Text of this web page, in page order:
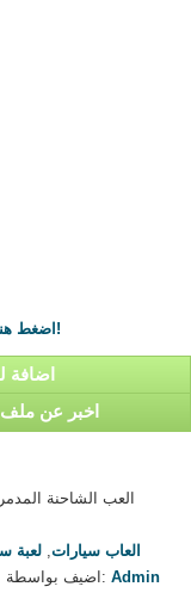
اضغط هنا للعب!
اضافة
اخبر عن ملف
العب الشاحنة
العاب سيارات, لعبة
اضيف بواسطة:Admin